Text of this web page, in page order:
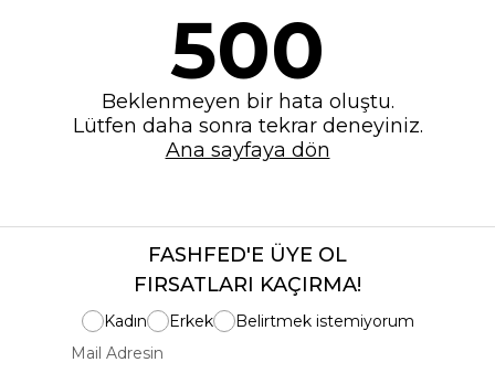
500
Beklenmeyen bir hata oluştu.
Lütfen daha sonra tekrar deneyiniz.
Ana sayfaya dön
FASHFED'E ÜYE OL
FIRSATLARI KAÇIRMA!
Kadın Erkek
Belirtmek istemiyorum
Mail Adresin